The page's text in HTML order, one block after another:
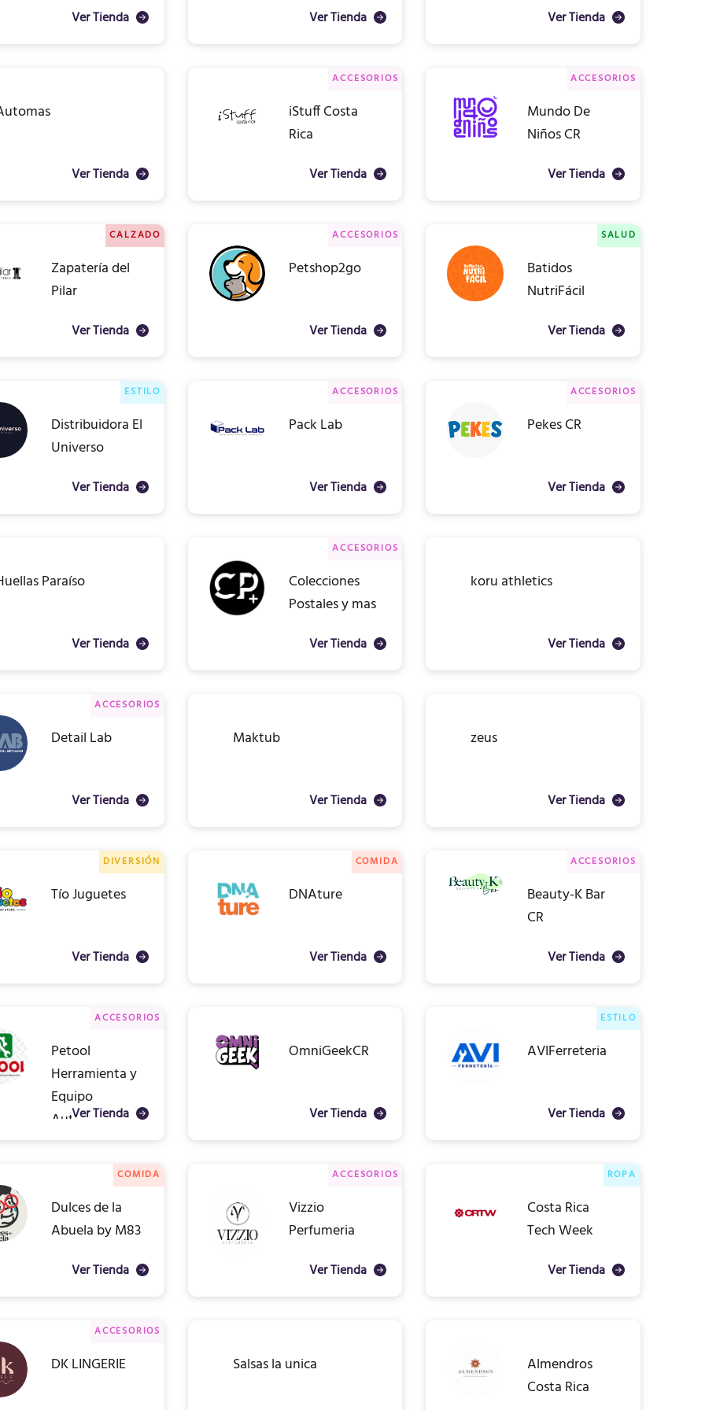
Ver Tienda Ver Tienda Ver Tienda
Ver Tienda
ACCESORIOS
iStuff Costa
Rica
Ver Tienda
ACCESORIOS
Mundo De
Niños CR
Ver Tienda
CALZADO
Zapatería del
Pilar
Ver Tienda
ACCESORIOS
Petshop2go
Ver Tienda
SALUD
Batidos
NutriFácil
Ver Tienda
ESTILO
Distribuidora El
Universo
Ver Tienda
ACCESORIOS
Pack Lab
Ver Tienda
ACCESORIOS
Pekes CR
Ver Tienda
Paraíso
Ver Tienda
ACCESORIOS
Colecciones
Postales y mas
Ver Tienda
koru athletics
Ver Tienda
ACCESORIOS
Detail Lab
Ver Tienda
Maktub
Ver Tienda
zeus
Ver Tienda
DIVERSIÓN
Tío Juguetes
Ver Tienda
COMIDA
DNAture
Ver Tienda
ACCESORIOS
Beauty-K Bar
CR
Ver Tienda
ACCESORIOS
Petool
Herramienta y
Equipo
Automotriz
Ver Tienda
OmniGeekCR
Ver Tienda
ESTILO
AVIFerreteria
Ver Tienda
COMIDA
Dulces de la
Abuela by M83
Ver Tienda
ACCESORIOS
Vizzio
Perfumeria
Ver Tienda
ROPA
Costa Rica
Tech Week
Ver Tienda
ACCESORIOS
DK LINGERIE Salsas la unica
Almendros
Costa Rica